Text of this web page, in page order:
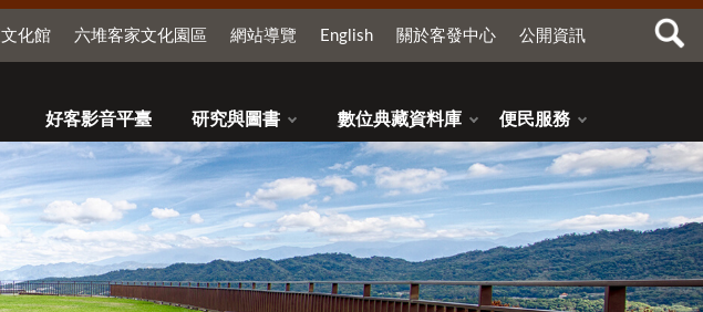
化館 六堆客家文化園區 網站導覽 English 關於客發中心 公開資訊
好客影音平臺 研究與圖書 數位典藏資料庫 便民服務